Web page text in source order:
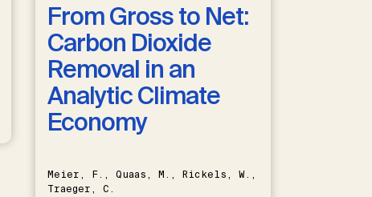
From Gross to Net:
Carbon Dioxide
Removal in an
Analytic Climate
Economy
Meier, F., Quaas, M., Rickels, W.,
Traeger, C.